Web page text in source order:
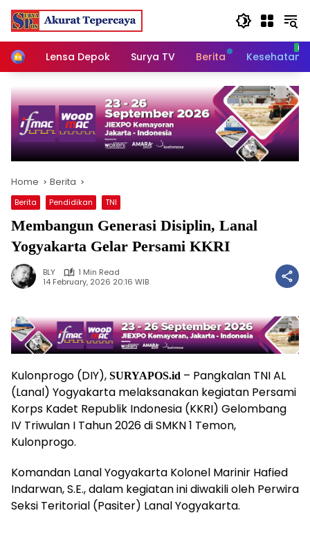
Skip
content
HomeLensa Depok Surya TV Berita Kesehatan
Home Berita
Berita Pendidikan TNI
Membangun Generasi Disiplin, Lanal
Yogyakarta Gelar Persami KKRI
BLY
1 Min Read
14 February, 2026 20:16 WIB
Kulonprogo (DIY), SURYAPOS.id – Pangkalan TNI AL
(Lanal) Yogyakarta melaksanakan kegiatan Persami
Korps Kadet Republik Indonesia (KKRI) Gelombang
IV Triwulan I Tahun 2026 di SMKN 1 Temon,
Kulonprogo.
Komandan Lanal Yogyakarta Kolonel Marinir Hafied
Indarwan, S.E., dalam kegiatan ini diwakili oleh Perwira
Seksi Teritorial (Pasiter) Lanal Yogyakarta.